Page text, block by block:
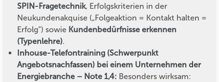
SPIN-Fragetechnik, Erfolgskriterien in der
Neukundenakquise („Folgeaktion = Kontakt halten =
Erfolg“) sowie Kundenbedürfnisse erkennen
(Typenlehre).
Inhouse-Telefontraining (Schwerpunkt
Angebotsnachfassen) bei einem Unternehmen der
Energiebranche – Note 1,4: Besonders wirksam: